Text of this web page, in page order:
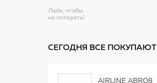
Лайк, чтобы
не потерять!
СЕГОДНЯ ВСЕ ПОКУПАЮТ
AIRLINE ABR08